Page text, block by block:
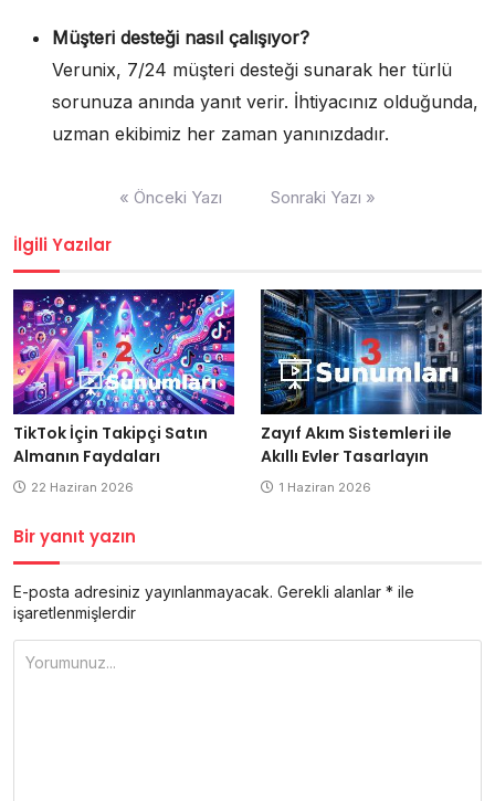
Müşteri desteği nasıl çalışıyor?
Verunix, 7/24 müşteri desteği sunarak her türlü
sorunuza anında yanıt verir. İhtiyacınız olduğunda,
uzman ekibimiz her zaman yanınızdadır.
« Önceki Yazı Sonraki Yazı »
İlgili Yazılar
TikTok İçin Takipçi Satın
Almanın Faydaları
22 Haziran 2026
Zayıf Akım Sistemleri ile
Akıllı Evler Tasarlayın
1 Haziran 2026
Bir yanıt yazın
E-posta adresiniz yayınlanmayacak. Gerekli alanlar * ile
işaretlenmişlerdir